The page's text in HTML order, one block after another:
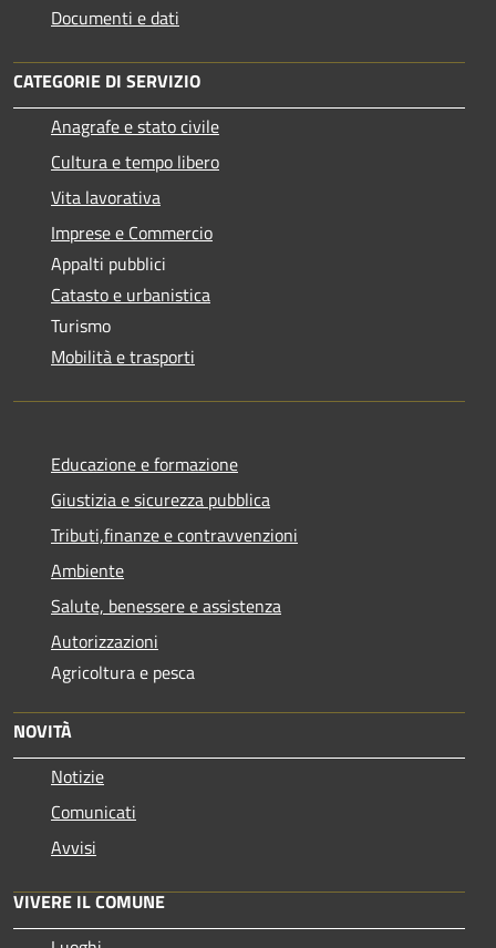
Documenti e dati
CATEGORIE DI SERVIZIO
Anagrafe e stato civile
Cultura e tempo libero
Vita lavorativa
Imprese e Commercio
Appalti pubblici
Catasto e urbanistica
Turismo
Mobilità e trasporti
Educazione e formazione
Giustizia e sicurezza pubblica
Tributi,finanze e contravvenzioni
Ambiente
Salute, benessere e assistenza
Autorizzazioni
Agricoltura e pesca
NOVITÀ
Notizie
Comunicati
Avvisi
VIVERE IL COMUNE